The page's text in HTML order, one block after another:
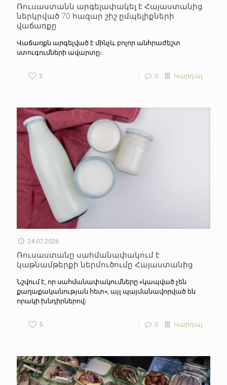
Ռուսաստանն արգելափակել է Հայաստանից
ներկրված 70 հազար շիշ ըմպելիքների
վաճառքը
Վաճառքն արգելված է մինչև բոլոր անհրաժեշտ
ստուգումների ավարտը։
3 0 Կարդալ
24.07.2026
Ռուսաստանը սահմանափակում է
կաթնամթերքի ներմուծումը Հայաստանից
Նշվում է, որ սահմանափակումները «կապված չեն
քաղաքականության հետ», այլ պայմանավորված են
որակի խնդիրներով։
5 0 Կարդալ